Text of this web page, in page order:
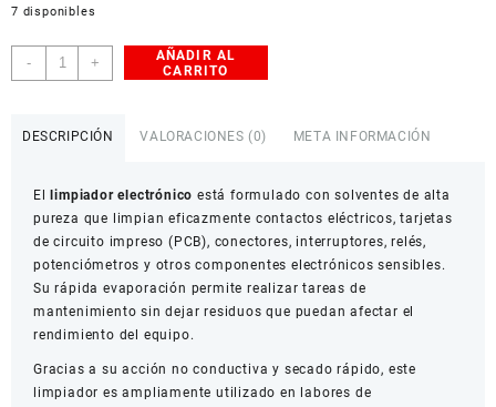
7 disponibles
-
Limpiador
Electrónico
Contactos
+
AÑADIR AL
CARRITO
DESCRIPCIÓN VALORACIONES (0) META INFORMACIÓN
El limpiador electrónico está formulado con solventes de alta
pureza que limpian eficazmente contactos eléctricos, tarjetas
de circuito impreso (PCB), conectores, interruptores, relés,
potenciómetros y otros componentes electrónicos sensibles.
Su rápida evaporación permite realizar tareas de
mantenimiento sin dejar residuos que puedan afectar el
rendimiento del equipo.
Gracias a su acción no conductiva y secado rápido, este
limpiador es ampliamente utilizado en labores de